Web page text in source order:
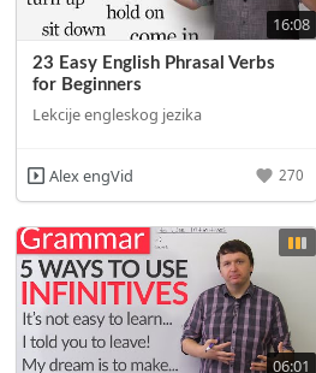
16:08
23 Easy English Phrasal Verbs
for Beginners
Lekcije engleskog jezika
Alex engVid 270
06:01